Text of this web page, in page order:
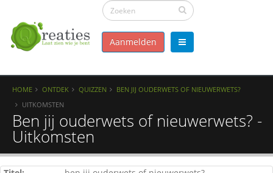
Aanmelden
HOME ONTDEK QUIZZEN
BEN JIJ OUDERWETS OF NIEUWERWETS?
UITKOMSTEN
Ben jij ouderwets of nieuwerwets? -
Uitkomsten